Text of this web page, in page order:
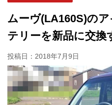
ムーヴ(LA160S)の
テリーを新品に交換
投稿日： 2018年7月9日